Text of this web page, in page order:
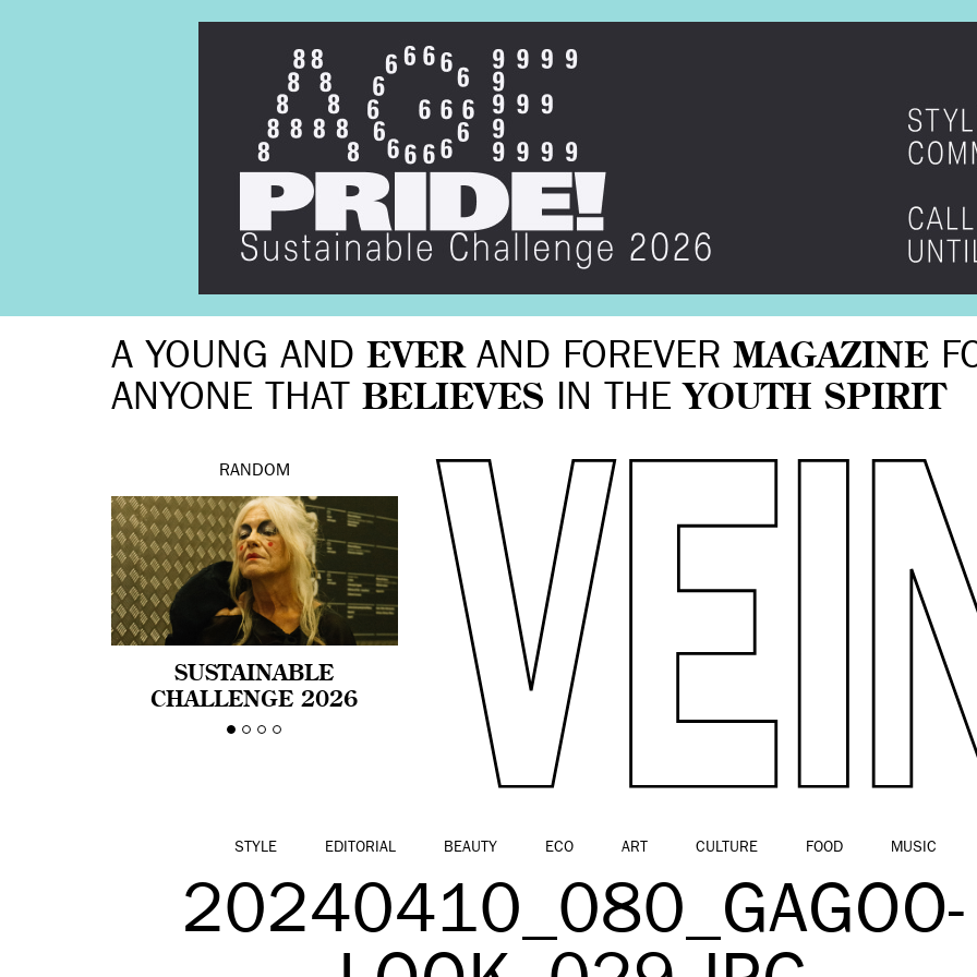
A YOUNG AND EVERAND FOREVER MAGAZINE
ANYONE THAT BELIEVES IN THE YOUTH SPIRIT
RANDOM
SUSTAINABLE
CHALLENGE 2026
CELEBRA LA
STYLE EDITORIAL BEAUTY ECO ART CULTURE FOOD MUSIC
20240410_080_GAGOO-